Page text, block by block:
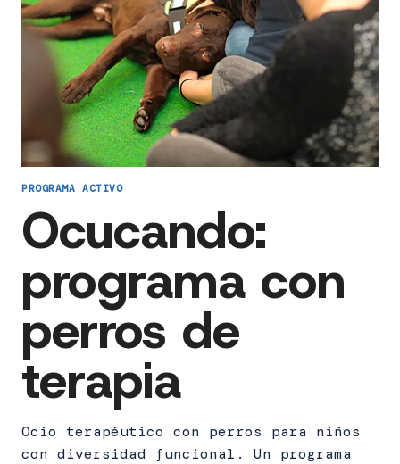
PROGRAMA ACTIVO
Ocucando:
programa con
perros de
terapia
Ocio terapéutico con perros para niños
con diversidad funcional. Un programa